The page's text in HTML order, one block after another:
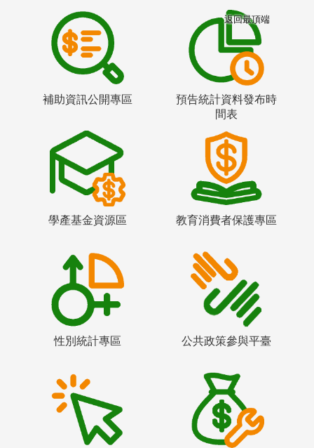
補助資訊公開專區
預告統計資料發布時
間表
學產基金資源區 教育消費者保護專區
性別統計專區 公共政策參與平臺
返回最頂端